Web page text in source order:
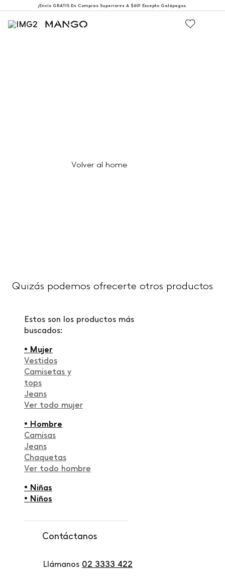
¡Envío GRATIS En Compras Superiores A $60! Excepto Galápagos.
Volver al home
Quizás podemos ofrecerte otros productos
Estos son los productos más
buscados:
• Mujer
Vestidos
Camisetas y
tops
Jeans
Ver todo mujer
• Hombre
Camisas
Jeans
Chaquetas
Ver todo hombre
• Niñas
• Niños
Contáctanos
Llámanos 02 3333 422